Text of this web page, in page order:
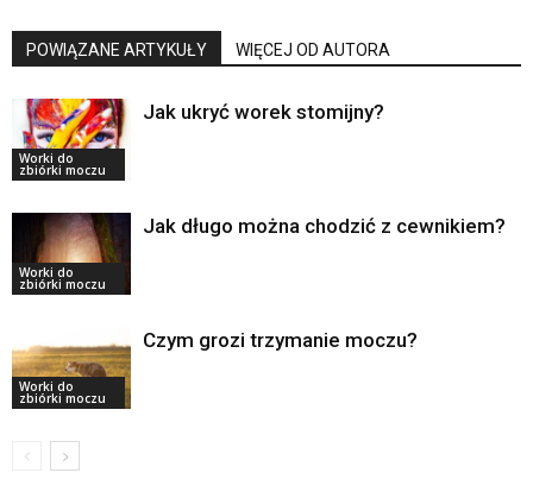
POWIĄZANE ARTYKUŁY WIĘCEJ OD AUTORA
Worki do
zbiórki moczu
Jak ukryć worek stomijny?
Worki do
zbiórki moczu
Jak długo można chodzić z cewnikiem?
Worki do
zbiórki moczu
Czym grozi trzymanie moczu?